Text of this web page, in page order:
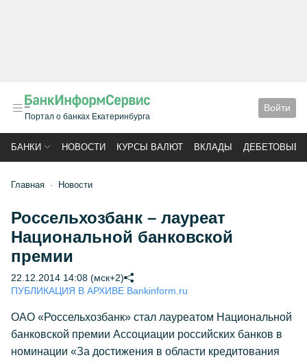
Портал о банках Екатеринбурга
Войти
БАНКИ НОВОСТИ КУРСЫ ВАЛЮТ ВКЛАДЫ ДЕБЕТОВЫЕ
Главная Новости
Россельхозбанк – лауреат
Национальной банковской
премии
22.12.2014 14:08 (мск+2)
ПУБЛИКАЦИЯ В АРХИВЕ Bankinform.ru
ОАО «Россельхозбанк» стал лауреатом Национальной
банковской премии Ассоциации российских банков в
номинации «За достижения в области кредитования